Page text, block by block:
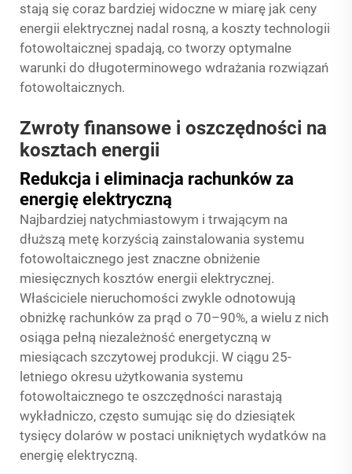
stają się coraz bardziej widoczne w miarę jak ceny
energii elektrycznej nadal rosną, a koszty technologii
fotowoltaicznej spadają, co tworzy optymalne
warunki do długoterminowego wdrażania rozwiązań
fotowoltaicznych.
Zwroty finansowe i oszczędności na
kosztach energii
Redukcja i eliminacja rachunków za
energię elektryczną
Najbardziej natychmiastowym i trwającym na
dłuższą metę korzyścią zainstalowania systemu
fotowoltaicznego jest znaczne obniżenie
miesięcznych kosztów energii elektrycznej.
Właściciele nieruchomości zwykle odnotowują
obniżkę rachunków za prąd o 70–90%, a wielu z nich
osiąga pełną niezależność energetyczną w
miesiącach szczytowej produkcji. W ciągu 25-
letniego okresu użytkowania systemu
fotowoltaicznego te oszczędności narastają
wykładniczo, często sumując się do dziesiątek
tysięcy dolarów w postaci unikniętych wydatków na
energię elektryczną.